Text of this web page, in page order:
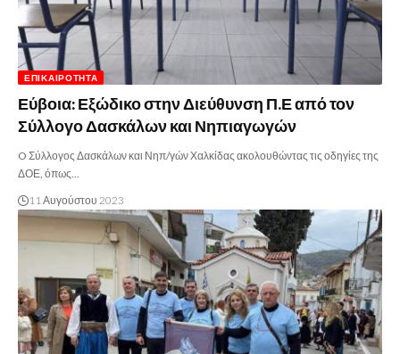
ΕΠΙΚΑΙΡΌΤΗΤΑ
Εύβοια: Εξώδικο στην Διεύθυνση Π.Ε από τον
Σύλλογο Δασκάλων και Νηπιαγωγών
O Σύλλογος Δασκάλων και Νηπ/γών Χαλκίδας ακολουθώντας τις οδηγίες της
ΔΟΕ, όπως…
11 Αυγούστου 2023